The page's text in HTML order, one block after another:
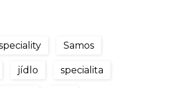
Samos
jídlo specialita